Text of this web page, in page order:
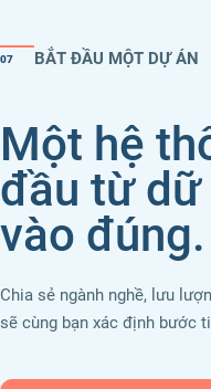
07 BẮT ĐẦU MỘT DỰ ÁN
Một hệ
đầu từ
vào đúng.
Chia sẻ ngành nghề, lưu
sẽ cùng bạn xác định bước